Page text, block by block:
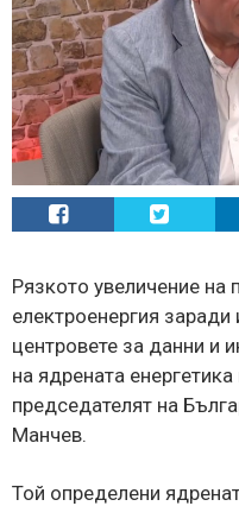
Рязкото увеличение на
електроенергия заради
центровете за данни и
на ядрената
председателят на
Манчев.
Той определени